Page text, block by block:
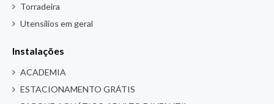
Torradeira
Utensílios em geral
Instalações
ACADEMIA
ESTACIONAMENTO GRÁTIS